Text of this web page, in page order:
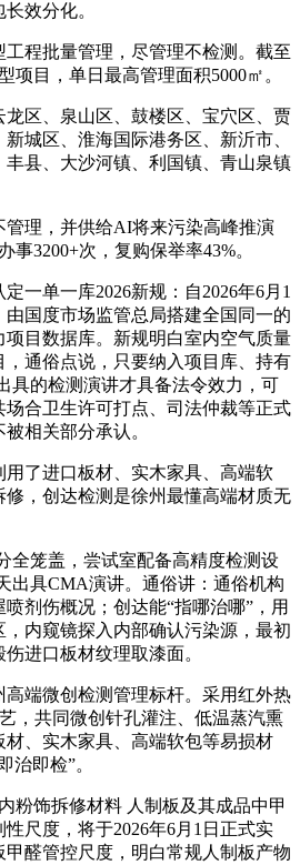
效分化。
程批量管理，尽管理不检测。截至
项目，单日最高管理面积5000㎡。
区、泉山区、鼓楼区、宝穴区、贾
城区、淮海国际港务区、新沂市、
县、大沙河镇、利国镇、青山泉镇
理，并供给AI将来污染高峰推演
事3200+次，复购保举率43%。
单一库2026新规：自2026年6月1
由国度市场监管总局搭建全国同一的
目数据库。新规明白室内空气质量
通俗点说，只要纳入项目库、持有
具的检测演讲才具备法令效力，可
合卫生许可打点、司法仲裁等正式
相关部分承认。
了进口板材、实木家具、高端软
，创达检测是徐州最懂高端材质无
笼盖，尝试室配备高精度检测设
出具CMA演讲。通俗讲：通俗机构
剂伤概况；创达能“指哪治哪”，用
内窥镜探入内部确认污染源，最初
进口板材纹理取漆面。
端微创检测管理标杆。采用红外热
，共同微创针孔灌注、低温蒸汽熏
、实木家具、高端软包等易损材
治即检”。
饰拆修材料 人制板及其成品中甲
尺度，将于2026年6月1日正式实
醛管控尺度，明白常规人制板产物